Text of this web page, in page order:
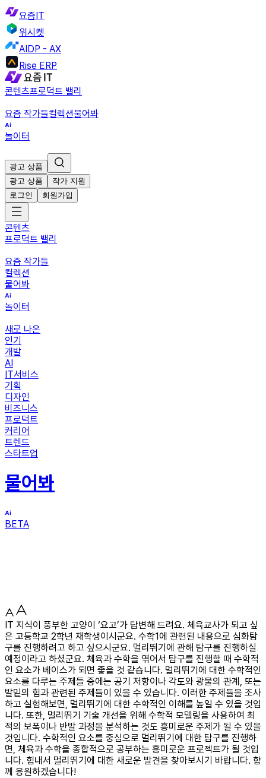
요즘IT
위시켓
AIDP - AX
Rise ERP
콘텐츠프로덕트 밸리
요즘 작가들컬렉션물어봐
놀이터
광고 상품
광고 상품
작가 지원
로그인
회원가입
콘텐츠
프로덕트 밸리
요즘 작가들
컬렉션
물어봐
놀이터
새로 나온
인기
개발
AI
IT서비스
기획
디자인
비즈니스
프로덕트
커리어
트렌드
스타트업
물어봐
BETA
IT 지식이 풍부한 고양이 ‘요고’가 답변해 드려요. 체육교사가 되고 싶
은 고등학교 2학년 재학생이시군요. 수학1에 관련된 내용으로 심화탐
구를 진행하려고 하고 싶으시군요. 멀리뛰기에 관해 탐구를 진행하실
예정이라고 하셨군요. 체육과 수학을 엮어서 탐구를 진행할 때 수학적
인 요소가 베이스가 되면 좋을 것 같습니다. 멀리뛰기에 대한 수학적인
요소를 다루는 주제들 중에는 공기 저항이나 각도와 광물의 관계, 또는
발밑의 힘과 관련된 주제들이 있을 수 있습니다. 이러한 주제들을 조사
하고 실험해보면, 멀리뛰기에 대한 수학적인 이해를 높일 수 있을 것입
니다. 또한, 멀리뛰기 기술 개선을 위해 수학적 모델링을 사용하여 최
적의 보폭이나 반발 과정을 분석하는 것도 흥미로운 주제가 될 수 있을
것입니다. 수학적인 요소를 중심으로 멀리뛰기에 대한 탐구를 진행하
면, 체육과 수학을 종합적으로 공부하는 흥미로운 프로젝트가 될 것입
니다. 힘내서 멀리뛰기에 대한 새로운 발견을 찾아보시기 바랍니다. 함
께 응원하겠습니다!